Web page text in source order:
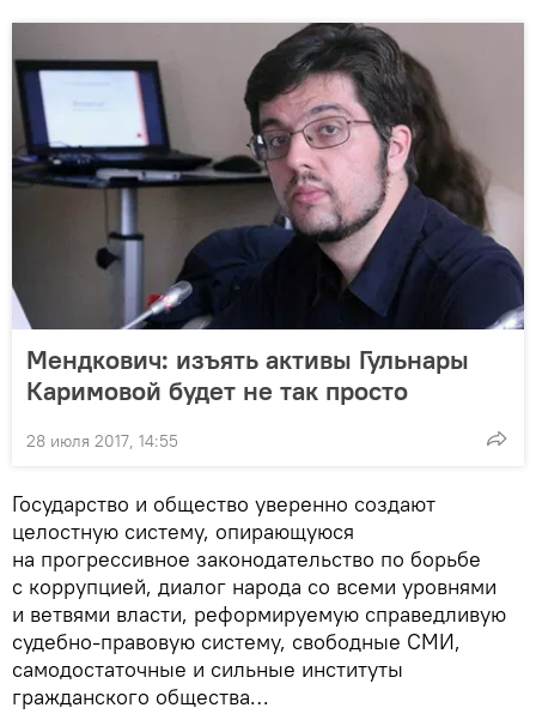
Мендкович: изъять активы Гульнары
Каримовой будет не так просто
28 июля 2017, 14:55
Государство и общество уверенно создают
целостную систему, опирающуюся
на прогрессивное законодательство по борьбе
с коррупцией, диалог народа со всеми уровнями
и ветвями власти, реформируемую справедливую
судебно-правовую систему, свободные СМИ,
самодостаточные и сильные институты
гражданского общества…